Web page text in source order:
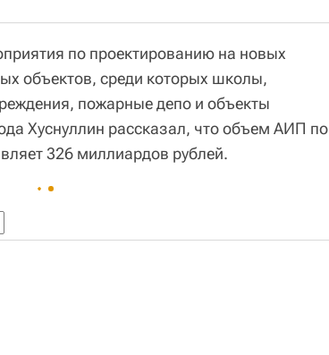
по проектированию на новых
объектов, среди которых школы,
пожарные депо и объекты
Хуснуллин рассказал, что объем АИП по
326 миллиардов рублей.